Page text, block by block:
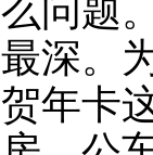
么问题
最深。
贺年卡